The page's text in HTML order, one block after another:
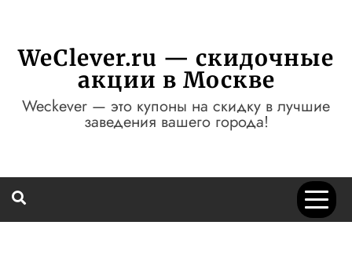
содержимому
WeClever.ru — скидочные
акции в Москве
Weckever — это купоны на скидку в лучшие
заведения вашего города!